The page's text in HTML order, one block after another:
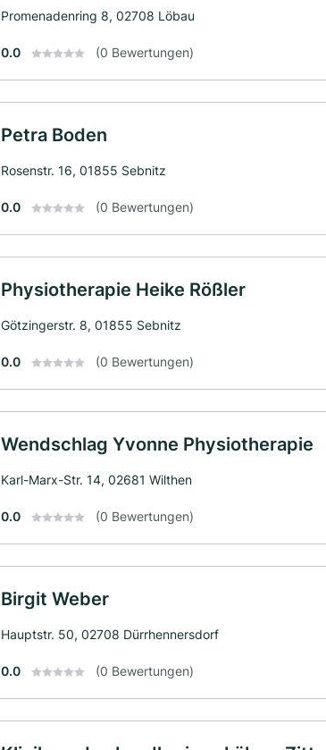
Promenadenring 8, 02708 Löbau
0.0 (0 Bewertungen)
Petra Boden
Rosenstr. 16, 01855 Sebnitz
0.0 (0 Bewertungen)
Physiotherapie Heike Rößler
Götzingerstr. 8, 01855 Sebnitz
0.0 (0 Bewertungen)
Wendschlag Yvonne Physiotherapie
Karl-Marx-Str. 14, 02681 Wilthen
0.0 (0 Bewertungen)
Birgit Weber
Hauptstr. 50, 02708 Dürrhennersdorf
0.0 (0 Bewertungen)